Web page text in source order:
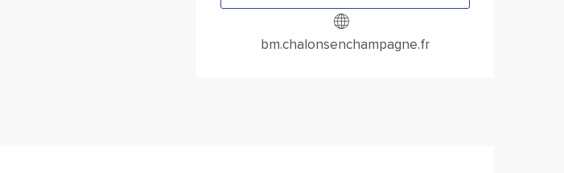
bm.chalonsenchampagne.fr